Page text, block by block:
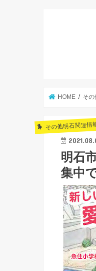
HOME その
その他明石関連情
明石
集中